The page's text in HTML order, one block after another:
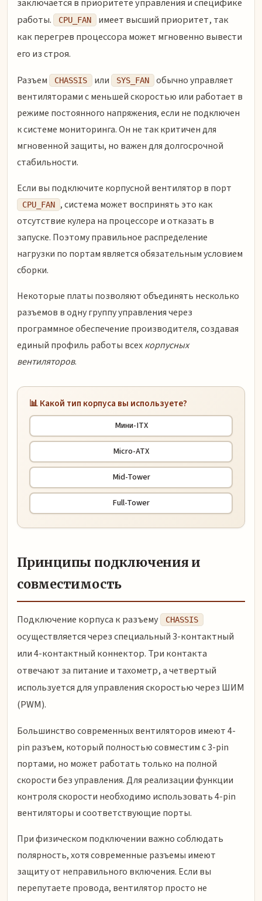
работы.
CPU_FAN
имеет высший приоритет, так
как перегрев процессора может мгновенно вывести
его из строя.
Разъем CHASSIS или SYS_FAN
обычно управляет
вентиляторами с меньшей скоростью или работает в
режиме постоянного напряжения, если не подключен
к системе мониторинга. Он не так критичен для
мгновенной защиты, но важен для долгосрочной
стабильности.
Если вы подключите корпусной вентилятор в порт
CPU_FAN
, система может воспринять это как
отсутствие кулера на процессоре и отказать в
запуске. Поэтому правильное распределение
нагрузки по портам является обязательным условием
сборки.
Некоторые платы позволяют объединять несколько
разъемов в одну группу управления через
программное обеспечение производителя, создавая
единый профиль работы всехкорпусных
вентиляторов.
📊 Какой тип корпуса вы используете?
Мини-ITX
Micro-ATX
Mid-Tower
Full-Tower
Принципы подключения и
совместимость
Подключение корпуса к разъему CHASSIS
осуществляется через специальный 3-контактный
или 4-контактный коннектор. Три контакта
отвечают за питание и тахометр, а четвертый
используется для управления скоростью через ШИМ
(PWM).
Большинство современных вентиляторов имеют 4-
pin разъем, который полностью совместим с 3-pin
портами, но может работать только на полной
скорости без управления. Для реализации функции
контроля скорости необходимо использовать 4-pin
вентиляторы и соответствующие порты.
При физическом подключении важно соблюдать
полярность, хотя современные разъемы имеют
защиту от неправильного включения. Если вы
перепутаете провода, вентилятор просто не